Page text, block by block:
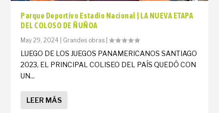
Parque Deportivo Estadio Nacional | LA NUEVA ETAPA
DEL COLOSO DE ÑUÑOA
May 29, 2024 Grandes obras |
LUEGO DE LOS JUEGOS PANAMERICANOS SANTIAGO
2023, EL PRINCIPAL COLISEO DEL PAÍS QUEDÓ CON
UN...
LEER MÁS